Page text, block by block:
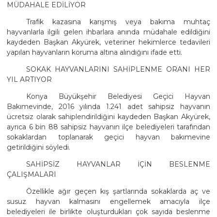
MÜDAHALE EDİLİYOR
Trafik kazasına karışmış veya bakıma muhtaç
hayvanlarla ilgili gelen ihbarlara anında müdahale edildiğini
kaydeden Başkan Akyürek, veteriner hekimlerce tedavileri
yapılan hayvanların koruma altına alındığını ifade etti.
SOKAK HAYVANLARINI SAHİPLENME ORANI HER
YIL ARTIYOR
Konya Büyükşehir Belediyesi Geçici Hayvan
Bakımevinde, 2016 yılında 1.241 adet sahipsiz hayvanın
ücretsiz olarak sahiplendirildiğini kaydeden Başkan Akyürek,
ayrıca 6 bin 88 sahipsiz hayvanın ilçe belediyeleri tarafından
sokaklardan toplanarak geçici hayvan bakımevine
getirildiğini söyledi.
SAHİPSİZ HAYVANLAR İÇİN BESLENME
ÇALIŞMALARI
Özellikle ağır geçen kış şartlarında sokaklarda aç ve
susuz hayvan kalmasını engellemek amacıyla ilçe
belediyeleri ile birlikte oluşturdukları çok sayıda beslenme